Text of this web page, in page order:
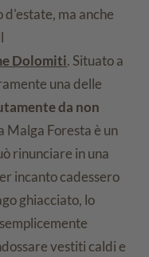
d'estate, ma anche
Dolomiti. Situato a
una delle
da non
Malga Foresta è un
rinunciare in una
incanto cadessero
ghiacciato, lo
vestiti caldi e